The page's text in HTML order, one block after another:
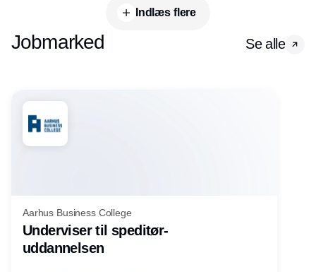
Indlæs flere
Jobmarked Se alle
Aarhus Business College
Underviser til speditør-
uddannelsen